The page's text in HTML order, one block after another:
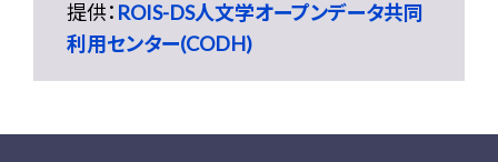
提供： ROIS-DS人文学オープンデータ共同
利用センター(CODH)